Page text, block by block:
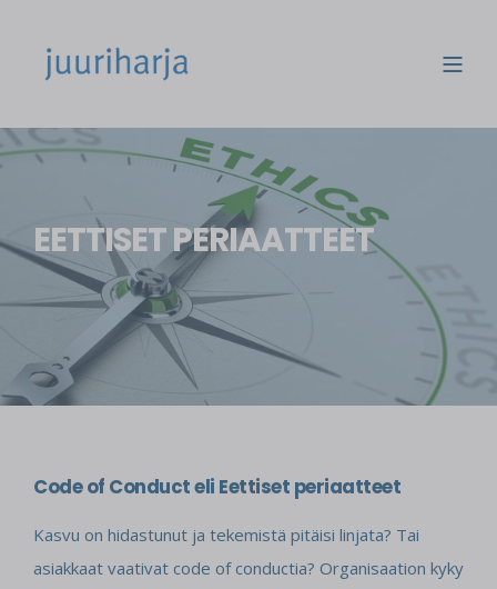
EETTISET PERIAATTEET
Code of Conduct eli Eettiset periaatteet
Kasvu on hidastunut ja tekemistä pitäisi linjata? Tai
asiakkaat vaativat code of conductia? Organisaation kyky